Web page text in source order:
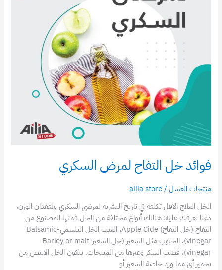
فوائد خل التفاح لمرض السكري
منتجات العسل /
ailia store
الخل العلاج الاقل تكلفة في تاريخ البشرية لمرضى السكري ولفقدان الوزن،
دعنا نعرفك عليه: هنالك أنواع مختلفة من الخل فمنها المصنوع من
التفاح (خل التفاح) Apple Cide، العنب الخل البلسمي-Balsamic
vinegar)، الحبوب مثل الشعير (خل الشعير-Barley or malt
vinegar)، قصب السكر وغيرها من المنتجات. يتكون الخل الابيض من
تخمير أي مما ورد خاصة الشعير أو